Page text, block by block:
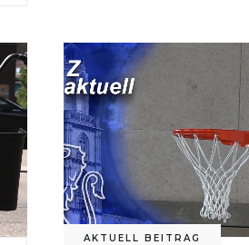
AKTUELL BEITRAG